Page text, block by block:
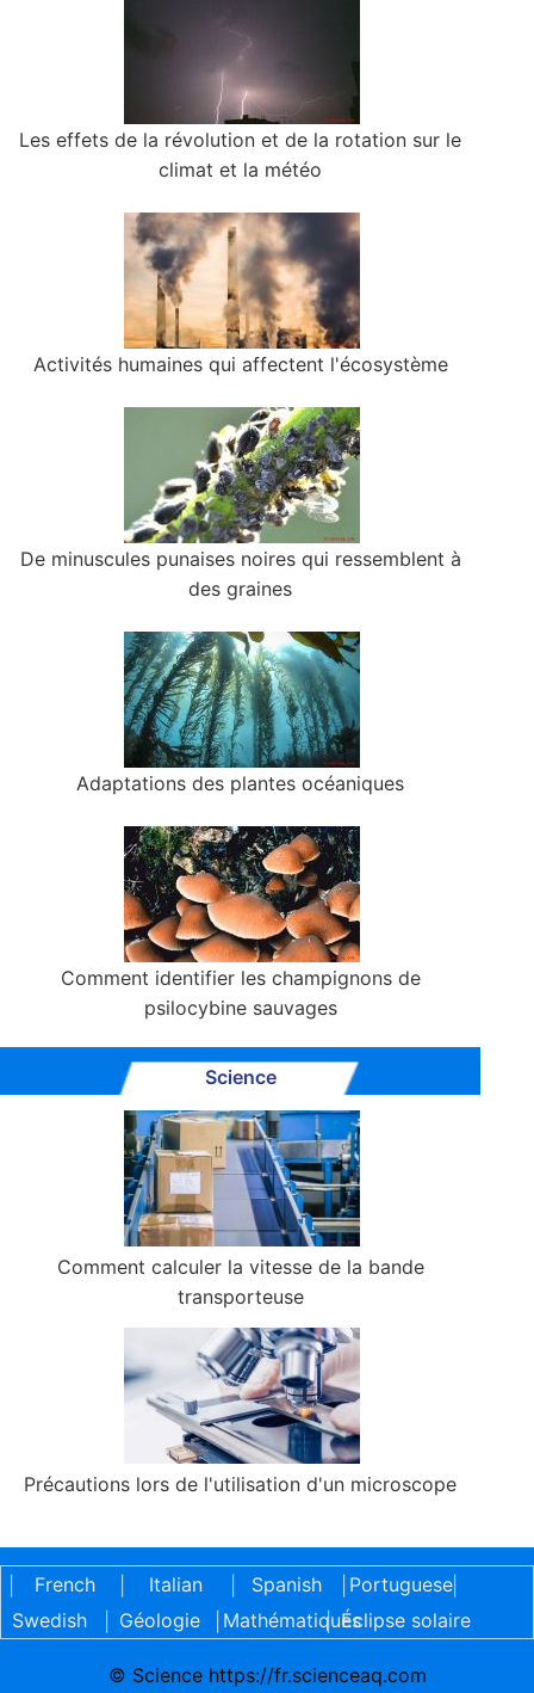
Les effets de la révolution et de la rotation sur le
climat et la météo
Activités humaines qui affectent l'écosystème
De minuscules punaises noires qui ressemblent à
des graines
Adaptations des plantes océaniques
Comment identifier les champignons de
psilocybine sauvages
Science
Comment calculer la vitesse de la bande
transporteuse
Précautions lors de l'utilisation d'un microscope
French Italian Spanish Portuguese|
Swedish
Géologie Mathématiques
| Éclipse solaire
© Science https://fr.scienceaq.com